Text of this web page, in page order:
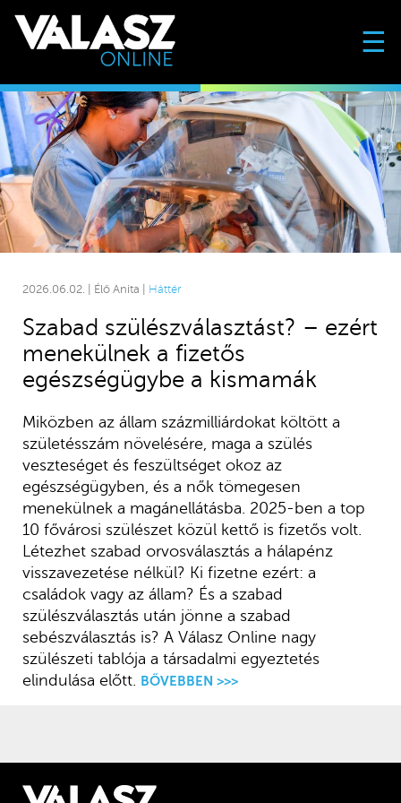
☰
2026.06.02. | Élő Anita | Háttér
Szabad szülészválasztást? – ezért
menekülnek a fizetős
egészségügybe a kismamák
Miközben az állam százmilliárdokat költött a
születésszám növelésére, maga a szülés
veszteséget és feszültséget okoz az
egészségügyben, és a nők tömegesen
menekülnek a magánellátásba. 2025-ben a top
10 fővárosi szülészet közül kettő is fizetős volt.
Létezhet szabad orvosválasztás a hálapénz
visszavezetése nélkül? Ki fizetne ezért: a
családok vagy az állam? És a szabad
szülészválasztás után jönne a szabad
sebészválasztás is? A Válasz Online nagy
szülészeti tablója a társadalmi egyeztetés
elindulása előtt. BŐVEBBEN >>>